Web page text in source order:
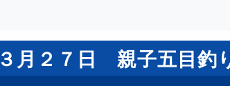
３月２７日 親子五目釣